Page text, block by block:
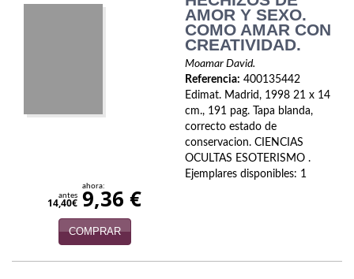
Otros idiomas
Papás, Mamás, bebés...
AMOR Y SEXO.
COMO AMAR CON
CREATIVIDAD.
Moamar David.
Referencia: 400135442
Edimat. Madrid, 1998 21 x 14
cm., 191 pag. Tapa blanda,
correcto estado de
conservacion. CIENCIAS
OCULTAS ESOTERISMO .
Ejemplares disponibles: 1
antes
14,40€
ahora:
9,36 €
COMPRAR